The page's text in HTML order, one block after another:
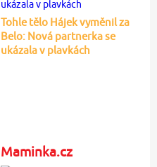
Tohle tělo Hájek vyměnil za
Belo: Nová partnerka se
ukázala v plavkách
Maminka.cz